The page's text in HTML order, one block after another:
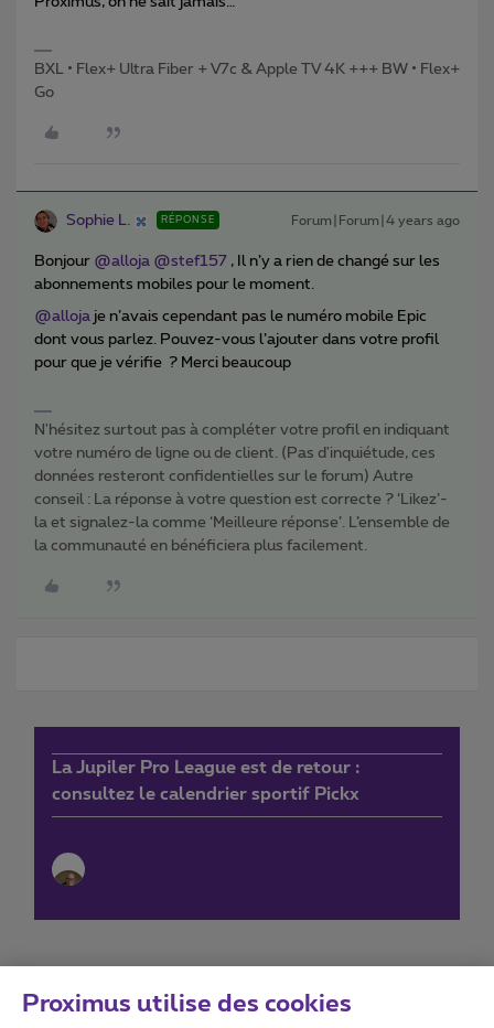
BXL • Flex+ Ultra Fiber + V7c & Apple TV 4K +++ BW • Flex+
Go
Sophie L. RÉPONSE Forum|Forum|4 years ago
Bonjour @alloja @stef157 , Il n’y a rien de changé sur les
abonnements mobiles pour le moment.
@alloja je n’avais cependant pas le numéro mobile Epic
dont vous parlez. Pouvez-vous l’ajouter dans votre profil
pour que je vérifie ? Merci beaucoup
N'hésitez surtout pas à compléter votre profil en indiquant
votre numéro de ligne ou de client. (Pas d'inquiétude, ces
données resteront confidentielles sur le forum) Autre
conseil : La réponse à votre question est correcte ? ‘Likez’-
la et signalez-la comme ‘Meilleure réponse’. L’ensemble de
la communauté en bénéficiera plus facilement.
La Jupiler Pro League est de retour :
consultez le calendrier sportif Pickx
Proximus utilise des cookies